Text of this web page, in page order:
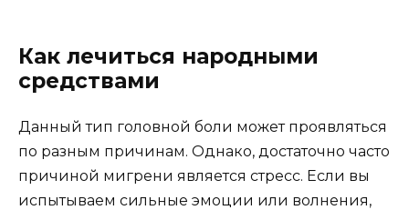
Как лечиться народными
средствами
Данный тип головной боли может проявляться
по разным причинам. Однако, достаточно часто
причиной мигрени является стресс. Если вы
испытываем сильные эмоции или волнения,